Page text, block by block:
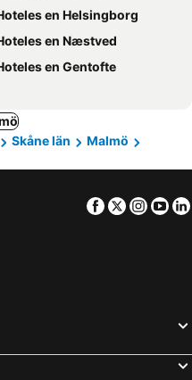
en Helsingborg
en Næstved
en Gentofte
Skåne län
Malmö
Facebook
Twitter